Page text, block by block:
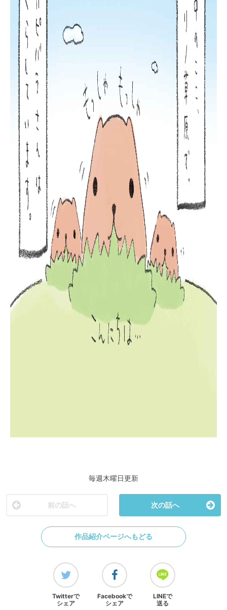
毎週木曜日更新
前の話へ 次の話へ
作品紹介ページへもどる
Twitterで
シェア
Facebookで
シェア
LINEで
送る